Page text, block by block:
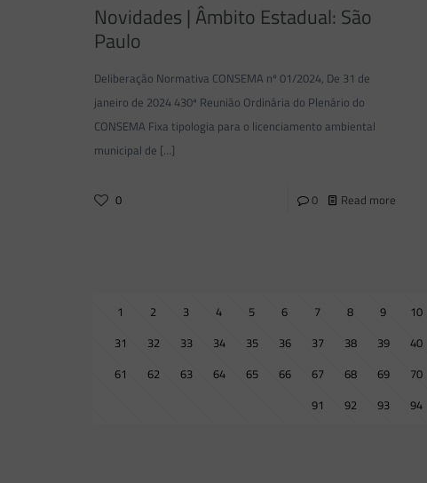
Novidades | Âmbito Estadual: São
Paulo
Deliberação Normativa CONSEMA nº 01/2024, De 31 de
janeiro de 2024 430ª Reunião Ordinária do Plenário do
CONSEMA Fixa tipologia para o licenciamento ambiental
municipal de […]
0 0 Read more
1 2 3 4 5 6 7 8 9 10
31
32 33 34 35 36 37 38 39 40
61
62 63 64 65 66 67 68 69 70
91
92 93 94